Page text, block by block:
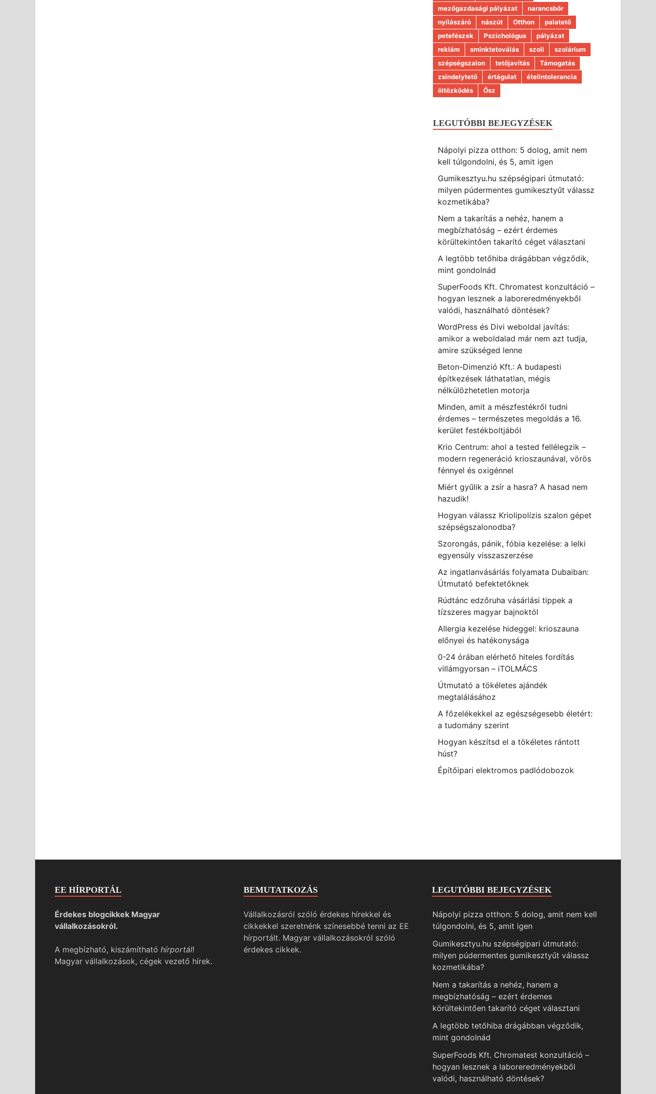
mezőgazdasági pályázat
narancsbőr
nyílászáró
nászút Otthon
palatető
petefészek
Pszichológus
pályázat
reklám
sminktetoválás szoli
szolárium
szépségszalon
tetőjavítás
Támogatás
zsindelytető
értágulat
ételintolerancia
öltözködés
Ősz
LEGUTÓBBI BEJEGYZÉSEK
Nápolyi pizza otthon: 5 dolog, amit nem
kell túlgondolni, és 5, amit igen
Gumikesztyu.hu szépségipari útmutató:
milyen púdermentes gumikesztyűt válassz
kozmetikába?
Nem a takarítás a nehéz, hanem a
megbízhatóság – ezért érdemes
körültekintően takarító céget választani
A legtöbb tetőhiba drágábban végződik,
mint gondolnád
SuperFoods Kft. Chromatest konzultáció –
hogyan lesznek a laboreredményekből
valódi, használható döntések?
WordPress és Divi weboldal javítás:
amikor a weboldalad már nem azt tudja,
amire szükséged lenne
Beton-Dimenzió Kft.: A budapesti
építkezések láthatatlan, mégis
nélkülözhetetlen motorja
Minden, amit a mészfestékről tudni
érdemes – természetes megoldás a 16.
kerület festékboltjából
Krio Centrum: ahol a tested fellélegzik –
modern regeneráció krioszaunával, vörös
fénnyel és oxigénnel
Miért gyűlik a zsír a hasra? A hasad nem
hazudik!
Hogyan válassz Kriolipolízis szalon gépet
szépségszalonodba?
Szorongás, pánik, fóbia kezelése: a lelki
egyensúly visszaszerzése
Az ingatlanvásárlás folyamata Dubaiban:
Útmutató befektetőknek
Rúdtánc edzőruha vásárlási tippek a
tízszeres magyar bajnoktól
Allergia kezelése hideggel: krioszauna
előnyei és hatékonysága
0-24 órában elérhető hiteles fordítás
villámgyorsan – iTOLMÁCS
Útmutató a tökéletes ajándék
megtalálásához
A főzelékekkel az egészségesebb életért:
a tudomány szerint
Hogyan készítsd el a tökéletes rántott
húst?
Építőipari elektromos padlódobozok
EE HÍRPORTÁL
Érdekes blogcikkek Magyar
vállalkozásokról.
A megbízható, kiszámítható hírportál!
Magyar vállalkozások, cégek vezető hírek.
BEMUTATKOZÁS
Vállalkozásról szóló érdekes hírekkel és
cikkekkel szeretnénk színesebbé tenni az EE
hírportált. Magyar vállalkozásokról szóló
érdekes cikkek.
LEGUTÓBBI BEJEGYZÉSEK
Nápolyi pizza otthon: 5 dolog, amit nem kell
túlgondolni, és 5, amit igen
Gumikesztyu.hu szépségipari útmutató:
milyen púdermentes gumikesztyűt válassz
kozmetikába?
Nem a takarítás a nehéz, hanem a
megbízhatóság – ezért érdemes
körültekintően takarító céget választani
A legtöbb tetőhiba drágábban végződik,
mint gondolnád
SuperFoods Kft. Chromatest konzultáció –
hogyan lesznek a laboreredményekből
valódi, használható döntések?